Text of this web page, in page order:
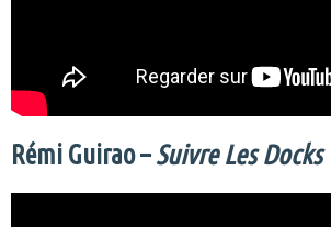
Rémi Guirao –Suivre Les Docks